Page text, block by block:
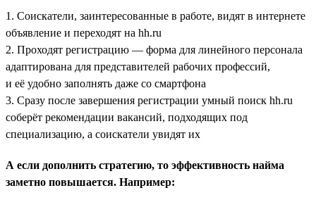
1. Соискатели, заинтересованные в работе, видят в интернете
объявление и переходят на hh.ru
2. Проходят регистрацию — форма для линейного персонала
адаптирована для представителей рабочих профессий,
и её удобно заполнять даже со смартфона
3. Сразу после завершения регистрации умный поиск hh.ru
соберёт рекомендации вакансий, подходящих под
специализацию, а соискатели увидят их
А если дополнить стратегию, то эффективность найма
заметно повышается. Например: